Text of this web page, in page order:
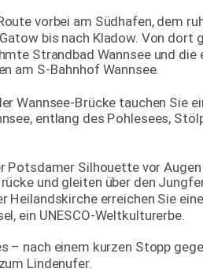
vorbei am Südhafen, dem
bis nach Kladow. Von dort
Strandbad Wannsee und die
am S-Bahnhof Wannsee.
Wannsee-Brücke tauchen Sie
entlang des Pohlesees,
Potsdamer Silhouette vor
und gleiten über den
Heilandskirche erreichen Sie
ein UNESCO-Weltkulturerbe.
– nach einem kurzen Stopp
Lindenufer.